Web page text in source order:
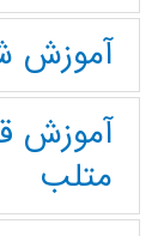
آموزش
آموزش
متلب